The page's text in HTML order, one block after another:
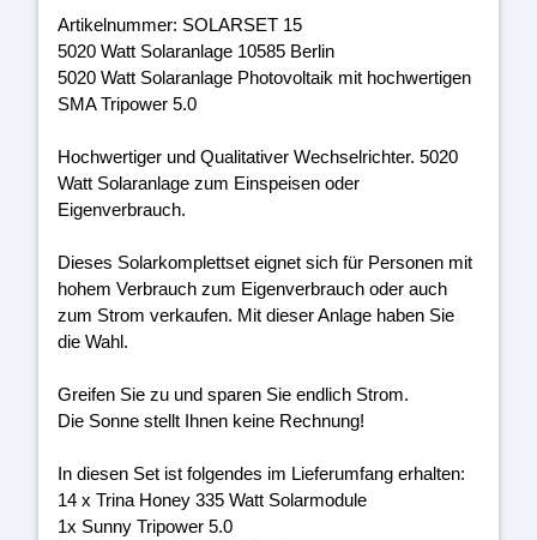
Artikelnummer: SOLARSET 15
5020 Watt Solaranlage 10585 Berlin
5020 Watt Solaranlage Photovoltaik mit hochwertigen
SMA Tripower 5.0
Hochwertiger und Qualitativer Wechselrichter. 5020
Watt Solaranlage zum Einspeisen oder
Eigenverbrauch.
Dieses Solarkomplettset eignet sich für Personen mit
hohem Verbrauch zum Eigenverbrauch oder auch
zum Strom verkaufen. Mit dieser Anlage haben Sie
die Wahl.
Greifen Sie zu und sparen Sie endlich Strom.
Die Sonne stellt Ihnen keine Rechnung!
In diesen Set ist folgendes im Lieferumfang erhalten:
14 x Trina Honey 335 Watt Solarmodule
1x Sunny Tripower 5.0